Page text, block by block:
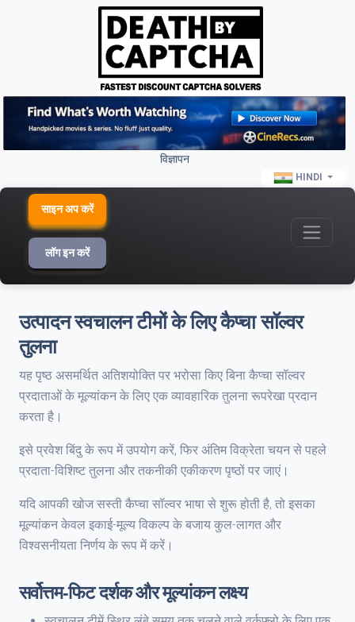
विज्ञापन
HINDI
साइन अप करें
लॉग इन करें
उत्पादन स्वचालन टीमों के लिए कैप्चा सॉल्वर
तुलना
यह पृष्ठ असमर्थित अतिशयोक्ति पर भरोसा किए बिना कैप्चा सॉल्वर
प्रदाताओं के मूल्यांकन के लिए एक व्यावहारिक तुलना रूपरेखा प्रदान
करता है।
इसे प्रवेश बिंदु के रूप में उपयोग करें, फिर अंतिम विक्रेता चयन से पहले
प्रदाता-विशिष्ट तुलना और तकनीकी एकीकरण पृष्ठों पर जाएं।
यदि आपकी खोज सस्ती कैप्चा सॉल्वर भाषा से शुरू होती है, तो इसका
मूल्यांकन केवल इकाई-मूल्य विकल्प के बजाय कुल-लागत और
विश्वसनीयता निर्णय के रूप में करें।
सर्वोत्तम-फिट दर्शक और मूल्यांकन लक्ष्य